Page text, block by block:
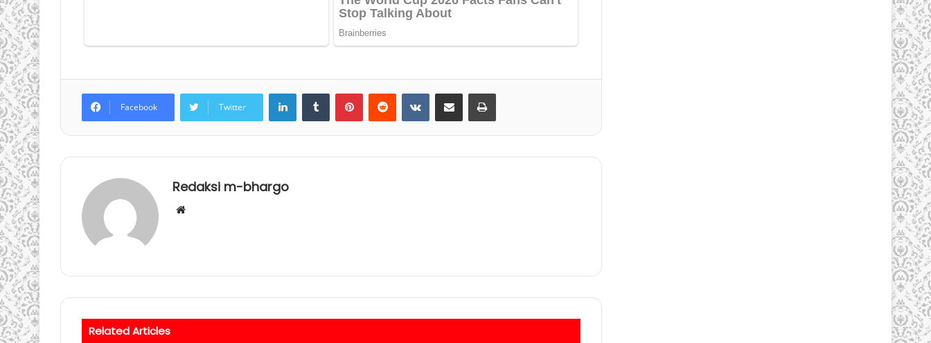
Facebook Twitter
Redaksi m-bhargo
i
Related Articles